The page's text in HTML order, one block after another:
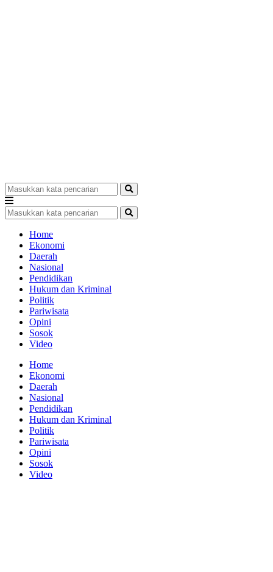
Home
Ekonomi
Daerah
Nasional
Pendidikan
Hukum dan Kriminal
Politik
Pariwisata
Opini
Sosok
Video
Home
Ekonomi
Daerah
Nasional
Pendidikan
Hukum dan Kriminal
Politik
Pariwisata
Opini
Sosok
Video